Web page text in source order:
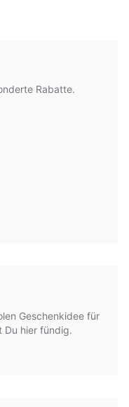
Rabatte.
Geschenkidee für
Du hier fündig.